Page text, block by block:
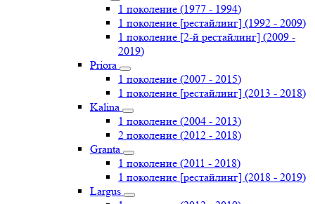
1 поколение (1977 - 1994)
1 поколение [рестайлинг] (1992 - 2009)
1 поколение [2-й рестайлинг] (2009 -
2019)
Priоra
1 поколение (2007 - 2015)
1 поколение [рестайлинг] (2013 - 2018)
Kalina
1 поколение (2004 - 2013)
2 поколение (2012 - 2018)
Granta
1 поколение (2011 - 2018)
1 поколение [рестайлинг] (2018 - 2019)
Largus